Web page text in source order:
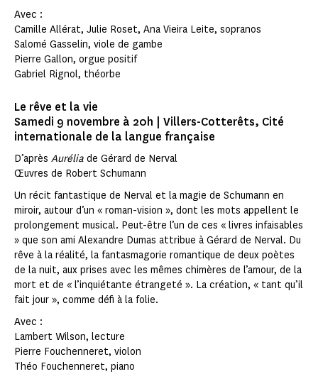
Avec :
Camille Allérat, Julie Roset, Ana Vieira Leite, sopranos
Salomé Gasselin, viole de gambe
Pierre Gallon, orgue positif
Gabriel Rignol, théorbe
Le rêve et la vie
Samedi 9 novembre à 20h | Villers-Cotterêts, Cité
internationale de la langue française
D’après Aurélia de Gérard de Nerval
Œuvres de Robert Schumann
Un récit fantastique de Nerval et la magie de Schumann en
miroir, autour d’un « roman-vision », dont les mots appellent le
prolongement musical. Peut-être l’un de ces « livres infaisables
» que son ami Alexandre Dumas attribue à Gérard de Nerval. Du
rêve à la réalité, la fantasmagorie romantique de deux poètes
de la nuit, aux prises avec les mêmes chimères de l’amour, de la
mort et de « l’inquiétante étrangeté ». La création, « tant qu’il
fait jour », comme défi à la folie.
Avec :
Lambert Wilson, lecture
Pierre Fouchenneret, violon
Théo Fouchenneret, piano